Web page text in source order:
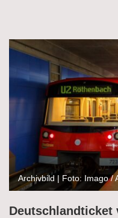
Archivbild | Foto: Imago /
Deutschlandticket